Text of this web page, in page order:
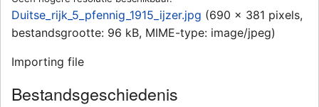
Duitse_rijk_5_pfennig_1915_ijzer.jpg (690 × 381 pixels,
bestandsgrootte: 96 kB, MIME-type: image/jpeg)
Importing file
Bestandsgeschiedenis